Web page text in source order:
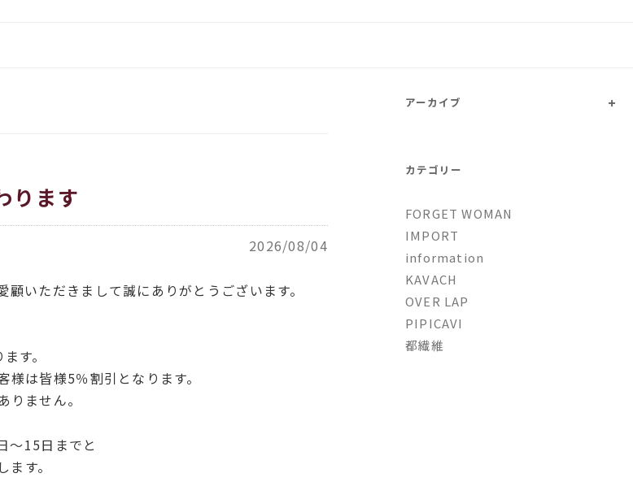
アメリカのインポートファッションとオリジナルブ
ります
2026/08/04
いただきまして誠にありがとうございます。
す。
は皆様5％割引となります。
ません。
～15日までと
す。
アーカイブ +
カテゴリー
FORGET WOMAN
IMPORT
information
KAVACH
OVER LAP
PIPICAVI
都繊維